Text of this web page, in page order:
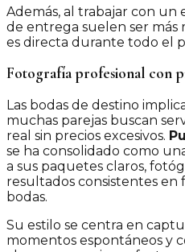
Además, al trabajar con un
de entrega suelen ser más
es directa durante todo el
Fotografía profesional con
Las bodas de destino
muchas parejas buscan
real sin precios excesivos.
se ha consolidado como
a sus paquetes claros,
resultados consistentes en
bodas.
Su estilo se centra en
momentos espontáneos y